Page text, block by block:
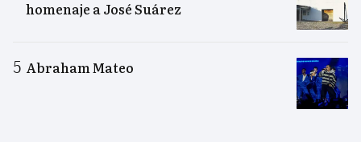
homenaje a José Suárez
Abraham Mateo